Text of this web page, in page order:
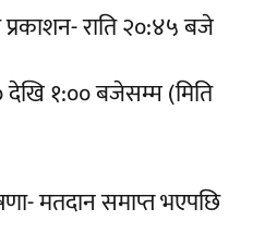
राति २०:४५ बजे
१:०० बजेसम्म (मिति
मतदान समाप्त भएपछि